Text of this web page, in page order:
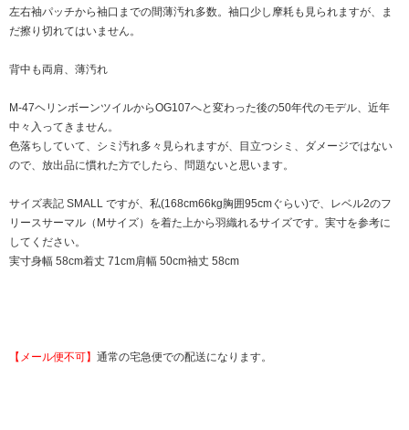
左右袖パッチから袖口までの間薄汚れ多数。袖口少し摩耗も見られますが、ま
だ擦り切れてはいません。
背中も両肩、薄汚れ
M-47ヘリンボーンツイルからOG107へと変わった後の50年代のモデル、近年
中々入ってきません。
色落ちしていて、シミ汚れ多々見られますが、目立つシミ、ダメージではない
ので、放出品に慣れた方でしたら、問題ないと思います。
サイズ表記 SMALL ですが、私(168cm66kg胸囲95cmぐらい)で、レベル2のフ
リースサーマル（Mサイズ）を着た上から羽織れるサイズです。実寸を参考に
してください。
実寸身幅 58cm着丈 71cm肩幅 50cm袖丈 58cm
【メール便不可】 通常の宅急便での配送になります。